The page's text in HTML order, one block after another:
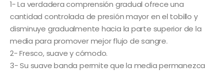
1- La verdadera comprensión gradual ofrece una
cantidad controlada de presión mayor en el tobillo y
disminuye gradualmente hacia la parte superior de la
media para promover mejor flujo de sangre.
2- Fresco, suave y cómodo.
3- Su suave banda permite que la media permanezca